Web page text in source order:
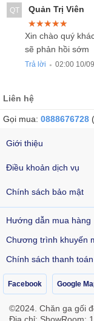
QT Quản Trị Viên
★★★★★
★★★★★
★★★★★
Xin chào quý
sẽ phản hồi sớm
Trả lời ● 02:00 10/
Liên hệ
Gọi mua: 0888676728
Giới thiệu
Điều khoản dịch vụ
Chính sách bảo mật
Hướng dẫn mua hàng
Chương trình khuyến
Chính sách thanh toán
Facebook Google
©2024. Chăn ga gối
Địa chỉ: ShowRoom: